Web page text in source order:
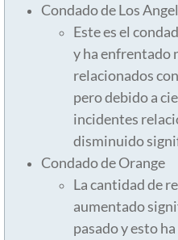
Oct 2021
Nov 2021
Dec 2021
Aug 2022
Nov 2022
Jan 2023
Condado de Los
Este es el
y ha enfrentado
relacionados
pero debido a
incidentes
disminuido
Condado de Orange
La cantidad de
aumentado
pasado y esto